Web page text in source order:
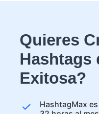
Quieres
Hashtags
Exitosa?
HashtagMax